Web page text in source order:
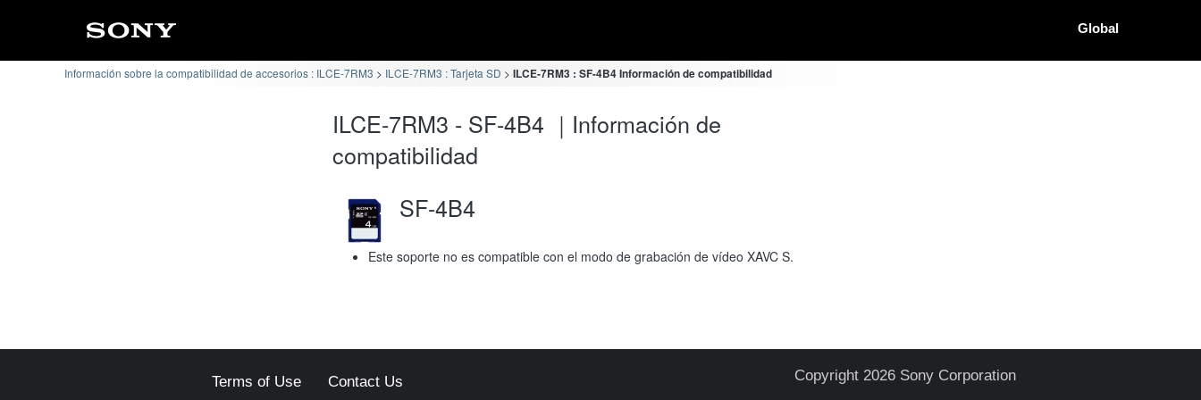
Global
Información sobre la compatibilidad de accesorios : ILCE-7RM3 ILCE-7RM3 : Tarjeta SD ILCE-7RM3 : SF-4B4 Información de compatibilidad
ILCE-7RM3 - SF-4B4 ｜Información de
compatibilidad
SF-4B4
Este soporte no es compatible con el modo de grabación de vídeo XAVC S.
Terms of Use Contact Us Copyright 2026 Sony Corporation